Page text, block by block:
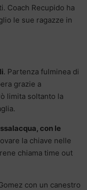
Coach Recupido ha
le sue ragazze in
. Partenza fulminea di
grazie a
limita soltanto la
con le
la chiave nelle
chiama time out
con un canestro